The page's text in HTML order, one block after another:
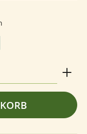
Wert ein